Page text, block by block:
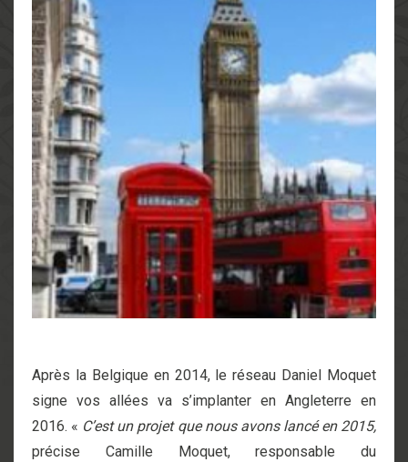
Après la Belgique en 2014, le réseau Daniel Moquet
signe vos allées va s’implanter en Angleterre en
2016. « C’est un projet que nous avons lancé en 2015,
précise Camille Moquet, responsable du